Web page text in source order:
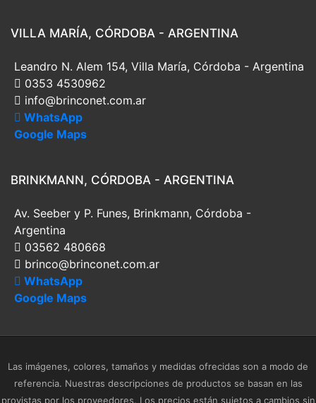
VILLA MARÍA, CÓRDOBA - ARGENTINA
Leandro N. Alem 154, Villa María, Córdoba - Argentina
0353 4530962
info@brinconet.com.ar
WhatsApp
Google Maps
BRINKMANN, CÓRDOBA - ARGENTINA
Av. Seeber y P. Funes, Brinkmann, Córdoba -
Argentina
03562 480668
brinco@brinconet.com.ar
WhatsApp
Google Maps
Las imágenes, colores, tamaños y medidas ofrecidas son a modo de
referencia. Nuestras descripciones de productos se basan en las
provistas por los proveedores. Los precios están sujetos a cambios sin